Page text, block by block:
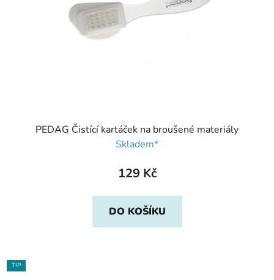
PEDAG Čistící kartáček na broušené materiály
Skladem*
129 Kč
DO KOŠÍKU
TIP